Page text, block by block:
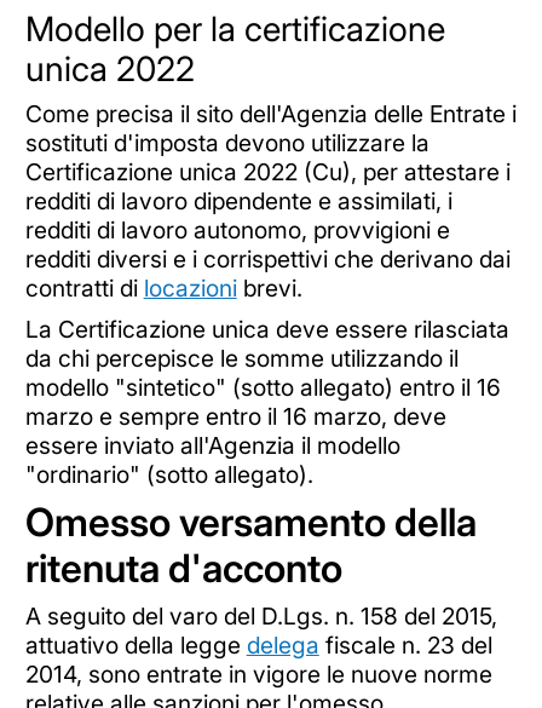
Modello per la certificazione
unica 2022
Come precisa il sito dell'Agenzia delle Entrate i
sostituti d'imposta devono utilizzare la
Certificazione unica 2022 (Cu), per attestare i
redditi di lavoro dipendente e assimilati, i
redditi di lavoro autonomo, provvigioni e
redditi diversi e i corrispettivi che derivano dai
contratti di locazionibrevi.
La Certificazione unica deve essere rilasciata
da chi percepisce le somme utilizzando il
modello "sintetico" (sotto allegato) entro il 16
marzo e sempre entro il 16 marzo, deve
essere inviato all'Agenzia il modello
"ordinario" (sotto allegato).
Omesso versamento della
ritenuta d'acconto
A seguito del varo del D.Lgs. n. 158 del 2015,
attuativo della legge delega fiscale n. 23 del
2014, sono entrate in vigore le nuove norme